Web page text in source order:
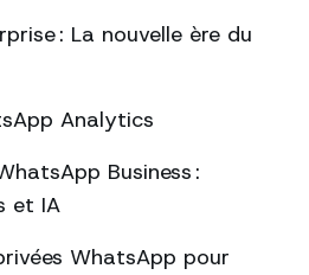
: La nouvelle ère du
Analytics
Business :
et IA
WhatsApp pour